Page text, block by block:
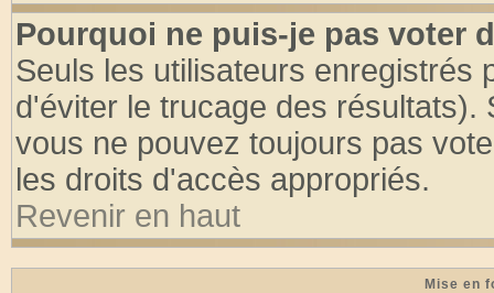
Pourquoi ne puis-je pas voter
Seuls les utilisateurs enregistrés
d'éviter le trucage des
vous ne pouvez toujours pas
les droits d'accès appropriés.
Revenir en haut
Mise en